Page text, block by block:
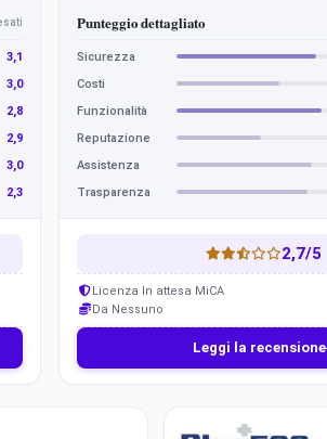
3,1
3,0
2,8
2,9
3,0
2,3
X
Punteggio dettagliato
Sicurezza
Costi
Funzionalità
Reputazione
Assistenza
Trasparenza
2,7/5
Licenza In attesa MiCA
Da Nessuno
Leggi la recensione
Plus500